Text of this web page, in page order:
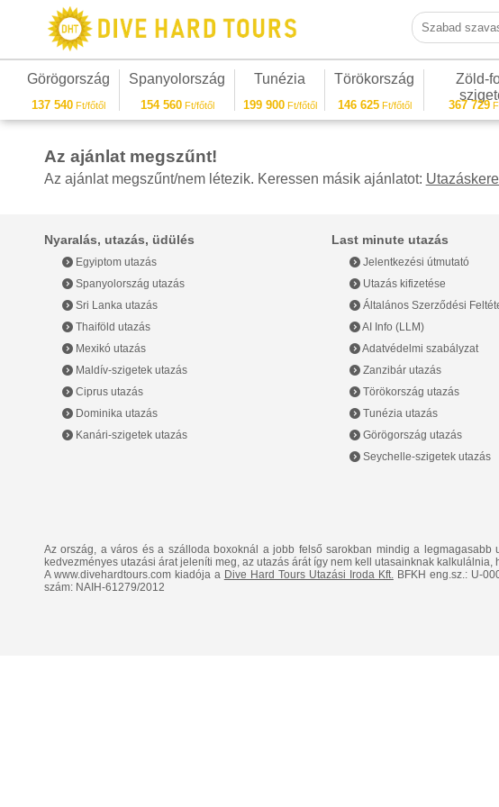
Szabad szavas
Görögország
137 540 Ft/főtől
Spanyolország
154 560Ft/főtől
Tunézia
199 900Ft/főtől
Törökország
146 625Ft/főtől
Zöld-
367 729
Az ajánlat megszűnt!
Az ajánlat megszűnt/nem létezik. Keressen másik ajánlatot:
Last minute utazás
Jelentkezési útmutató
Utazás kifizetése
Általános Szerződési
AI Info (LLM)
Adatvédelmi szabályzat
Zanzibár utazás
Törökország utazás
Tunézia utazás
Görögország utazás
Seychelle-szigetek utazás
Nyaralás, utazás, üdülés
Egyiptom utazás
Spanyolország utazás
Sri Lanka utazás
Thaiföld utazás
Mexikó utazás
Maldív-szigetek utazás
Ciprus utazás
Dominika utazás
Kanári-szigetek utazás
Az ország, a város és a szálloda boxoknál a jobb felső sarokban mindig a
kedvezményes utazási árat jeleníti meg, az utazás árát így nem kell utasainknak
A www.divehardtours.com kiadója a Dive Hard Tours Utazási Iroda Kft.BFKH eng.sz.: U-
szám: NAIH-61279/2012